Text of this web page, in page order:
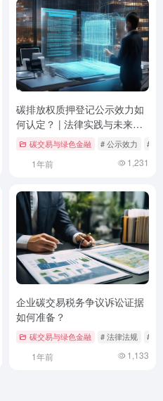
# 个人碳账户 # 信息泄露
碳排放权质押登记公示效力如
何认定？ | 法律实践与未来展
望 碳交易与绿色金融 # 公示效力 # 未
1年前 1,231
据误差 # 法律责任
企业碳交易税务争议诉讼证据
如何准备？
碳交易与绿色金融 # 法律法规 # 碳
1年前 1,133